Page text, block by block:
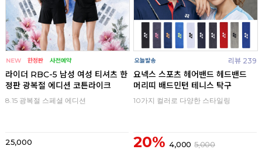
라이더 RBC-5 남성 여성 티셔츠 한
정판 광복절 에디션 코튼라이크
8.15 광복절 스페셜 에디션
25,000
리뷰 239
요넥스 스포츠 헤어밴드 헤드밴드
머리띠 배드민턴 테니스 탁구
10가지 컬러로 다양한 스타일링
20% 4,000 5,000